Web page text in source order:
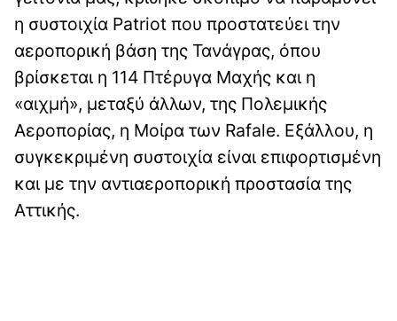
η συστοιχία Patriot που προστατεύει την
αεροπορική βάση της Τανάγρας, όπου
βρίσκεται η 114 Πτέρυγα Μαχής και η
«αιχμή», μεταξύ άλλων, της Πολεμικής
Αεροπορίας, η Μοίρα των Rafale. Εξάλλου, η
συγκεκριμένη συστοιχία είναι επιφορτισμένη
και με την αντιαεροπορική προστασία της
Αττικής.